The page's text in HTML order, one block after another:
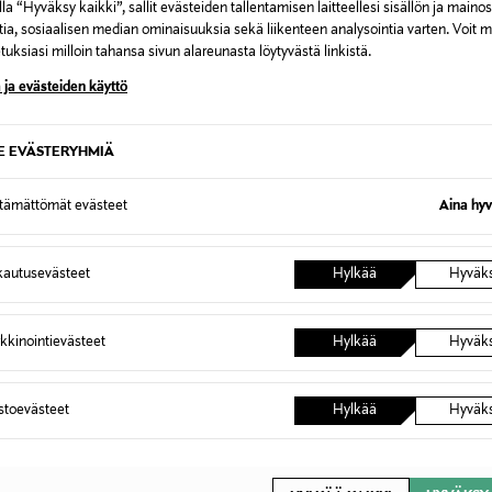
“Hyväksy kaikki”, sallit evästeiden tallentamisen laitteellesi sisällön ja
sosiaalisen median ominaisuuksia sekä liikenteen analysointia varten. Voit
milloin tahansa sivun alareunasta löytyvästä linkistä.
ja evästeiden käyttö
EVÄSTERYHMIÄ
evästeet Aina
Hylkää
Hylkää
Hylkää
roosa